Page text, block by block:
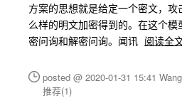
方案的思想就是给定一个密文，
么样的明文加密得到的。在这个
密问询和解密问询。闻讯 阅读全
posted @ 2020-01-31 15:41
推荐(1)